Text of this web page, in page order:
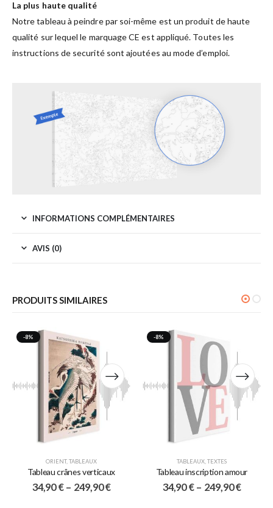
La plus haute qualité
Notre tableau à peindre par soi-même est un produit de haute
qualité sur lequel le marquage CE est appliqué. Toutes les
instructions de securité sont ajoutées au mode d’emploi.
INFORMATIONS COMPLÉMENTAIRES
AVIS (0)
PRODUITS SIMILAIRES
-8%
ORIENT, TABLEAUX
Tableau crânes verticaux
34,90€ – 249,90€
-8%
TABLEAUX TEXTES
Tableau inscription amour
34,90€ – 249,90€